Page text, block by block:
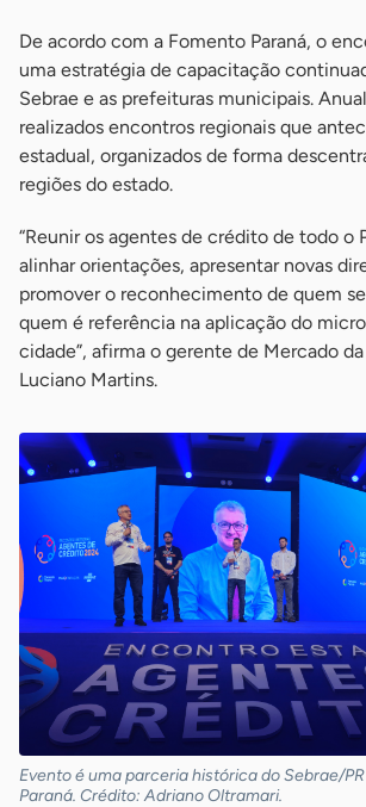
De acordo com a Fomento Paraná, o
uma estratégia de capacitação
Sebrae e as prefeituras municipais.
realizados encontros regionais que
estadual, organizados de forma
regiões do estado.
“Reunir os agentes de crédito de todo o
alinhar orientações, apresentar novas
promover o reconhecimento de quem
quem é referência na aplicação do
cidade”, afirma o gerente de Mercado
Luciano Martins.
Evento é uma parceria histórica do Sebrae/
Paraná. Crédito: Adriano Oltramari.